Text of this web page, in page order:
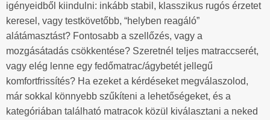
igényeidből kiindulni: inkább stabil, klasszikus rugós érzetet
keresel, vagy testkövetőbb, “helyben reagáló”
alátámasztást? Fontosabb a szellőzés, vagy a
mozgásátadás csökkentése? Szeretnél teljes matraccserét,
vagy elég lenne egy fedőmatrac/ágybetét jellegű
komfortfrissítés? Ha ezeket a kérdéseket megválaszolod,
már sokkal könnyebb szűkíteni a lehetőségeket, és a
kategóriában található matracok közül kiválasztani a neked